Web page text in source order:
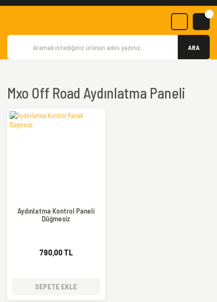
ARA
Mxo Off Road Aydınlatma Paneli
Aydınlatma Kontrol Paneli
Düğmesiz
790,00 TL
SEPETE EKLE